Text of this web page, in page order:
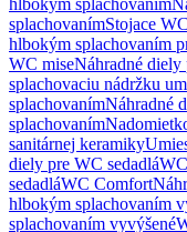
hlbokým splachovaním
splachovanímStojace WC
hlbokým splachovaním
WC miseNáhradné diely
splachovaciu nádržku
splachovanímNáhradné
splachovaním
sanitárnej keramiky
diely pre WC sedadlá
sedadláWC Comfort
hlbokým splachovaním
splachovaním vyvýšené